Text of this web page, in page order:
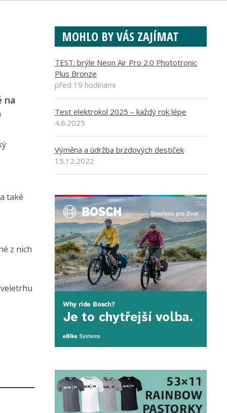
na
také
z nich
MOHLO BY VÁS ZAJÍMAT
TEST: brýle Neon Air Pro 2.0 Phototronic
Plus Bronze
před 19 hodinami
Test elektrokol 2025 – každý rok lépe
4.6.2025
Výměna a údržba brzdových destiček
15.12.2022